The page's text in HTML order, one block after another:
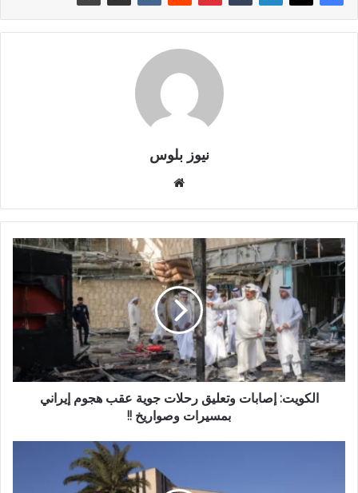
نيوز بلوس
الكويت: إصابات وتعليق رحلات جوية عقب هجوم إيراني
بمسيرات وصواريخ !!